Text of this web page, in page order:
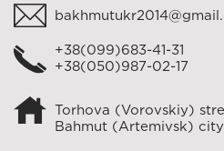
+38(099)683-41-31
+38(050)987-02-17
Torhova (Vorovskiy)
Bahmut (Artemivsk)